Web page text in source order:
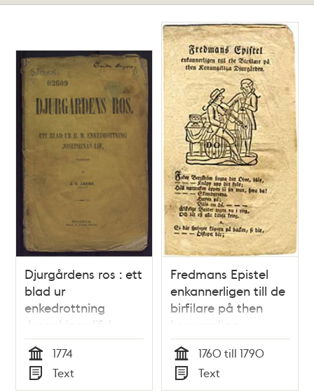
Djurgårdens ros : ett
blad ur
enkedrottning
Josephinas lif /
tecknadt af J. O.
Åberg
Tid
1774
Text
Fredmans Epistel
enkannerligen till de
birfilare på then
konungsliga
Djurgården.
Tid
1760 till 1790
Text